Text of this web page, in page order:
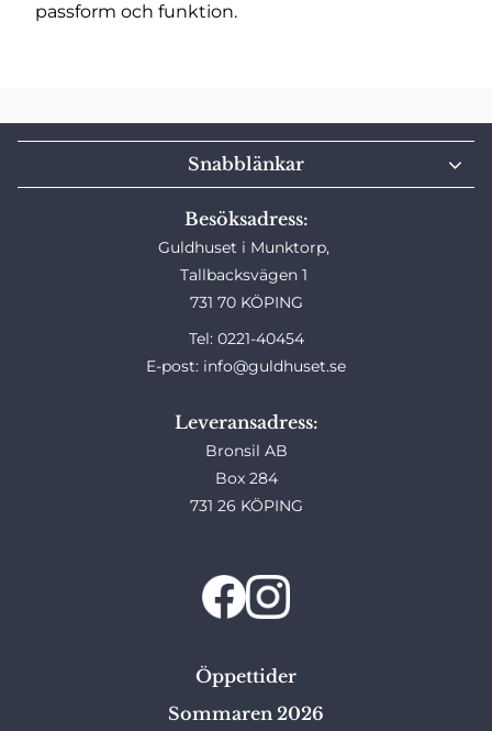
passform och funktion.
Besöksadress:
Guldhuset i Munktorp,
Tallbacksvägen 1
731 70 KÖPING
Tel: 0221-40454
E-post: info@guldhuset.se
Leveransadress:
Bronsil AB
Box 284
731 26 KÖPING
Snabblänkar
Öppettider
Sommaren 2026